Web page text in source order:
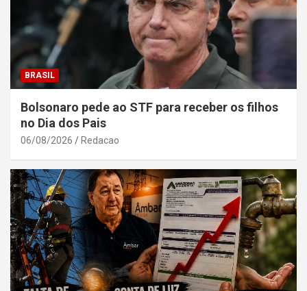
BRASIL
Bolsonaro pede ao STF para receber os filhos
no Dia dos Pais
06/08/2026 Redacao